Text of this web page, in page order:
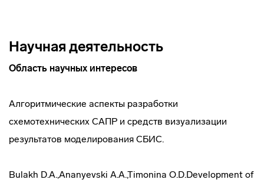
Научная деятельность
Область научных интересов
Алгоритмические аспекты разработки
схемотехнических САПР и средств визуализации
результатов моделирования СБИС.
Bulakh D.A.,Ananyevski A.A.,Timonina O.D.Development of